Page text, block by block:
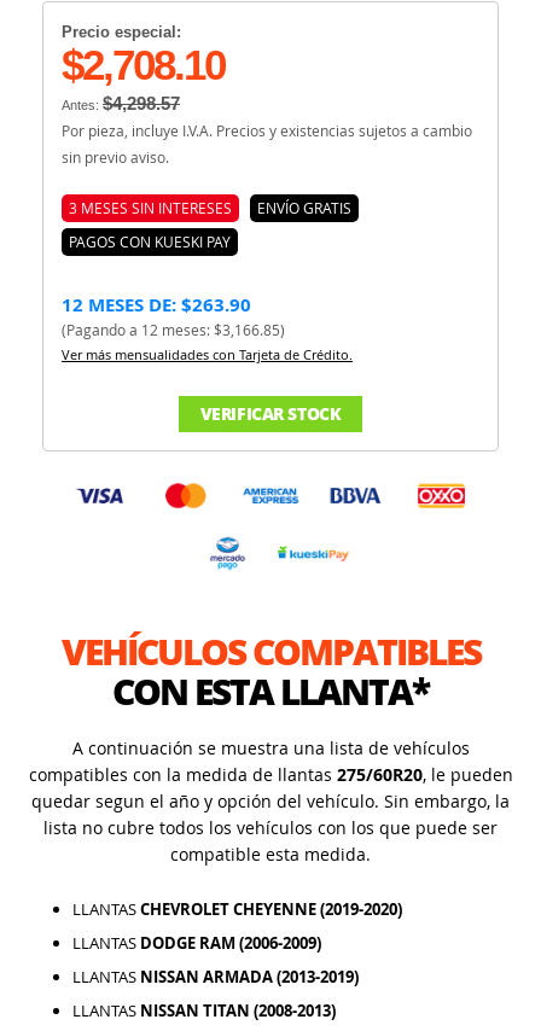
Precio especial:
$2,708.10
Antes: $4,298.57
Por pieza, incluye I.V.A. Precios y existencias sujetos a cambio
sin previo aviso.
3 MESES SIN INTERESES
ENVÍO GRATIS
PAGOS CON KUESKI PAY
12 MESES DE: $263.90
(Pagando a 12 meses: $3,166.85)
Ver más mensualidades con Tarjeta de Crédito.
VERIFICAR STOCK
VEHÍCULOS COMPATIBLES
CON ESTA LLANTA*
A continuación se muestra una lista de vehículos
compatibles con la medida de llantas 275/60R20, le pueden
quedar segun el año y opción del vehículo. Sin embargo, la
lista no cubre todos los vehículos con los que puede ser
compatible esta medida.
LLANTASCHEVROLET CHEYENNE (2019-2020)
LLANTAS DODGE RAM (2006-2009)
LLANTAS NISSAN ARMADA (2013-2019)
LLANTAS NISSAN TITAN (2008-2013)